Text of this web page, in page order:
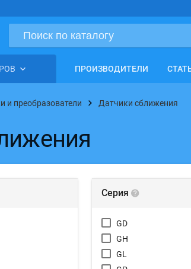
ПРОИЗВОДИТЕЛИ
и преобразователи Датчики сближения
Серия
GD
GH
GL